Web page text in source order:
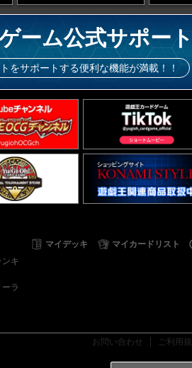
ーム公式サポー
をサポートする便利な機能が満載！！
ンキ
ラ
マイデッキ マイカードリスト
お問い合わせ ご利用